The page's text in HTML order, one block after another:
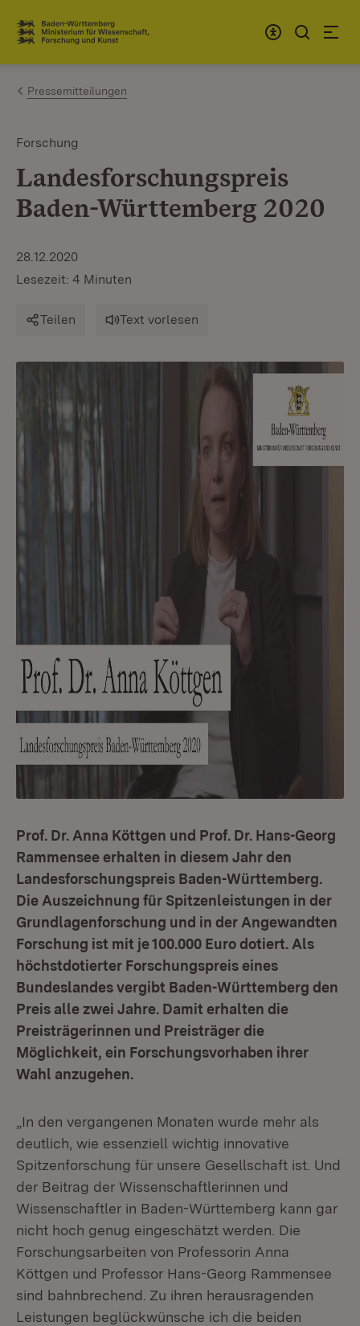
Zum Inhalt springen
Link zur Startseite
Pressemitteilungen
Forschung
Landesforschungspreis
Baden-Württemberg 2020
28.12.2020
Lesezeit: 4 Minuten
Teilen Text vorlesen
Prof. Dr. Anna Köttgen und Prof. Dr. Hans-Georg
Rammensee erhalten in diesem Jahr den
Landesforschungspreis Baden-Württemberg.
Die Auszeichnung für Spitzenleistungen in der
Grundlagenforschung und in der Angewandten
Forschung ist mit je 100.000 Euro dotiert. Als
höchstdotierter Forschungspreis eines
Bundeslandes vergibt Baden-Württemberg den
Preis alle zwei Jahre. Damit erhalten die
Preisträgerinnen und Preisträger die
Möglichkeit, ein Forschungsvorhaben ihrer
Wahl anzugehen.
„In den vergangenen Monaten wurde mehr als
deutlich, wie essenziell wichtig innovative
Spitzenforschung für unsere Gesellschaft ist. Und
der Beitrag der Wissenschaftlerinnen und
Wissenschaftler in Baden-Württemberg kann gar
nicht hoch genug eingeschätzt werden. Die
Forschungsarbeiten von Professorin Anna
Köttgen und Professor Hans-Georg Rammensee
sind bahnbrechend. Zu ihren herausragenden
Leistungen beglückwünsche ich die beiden